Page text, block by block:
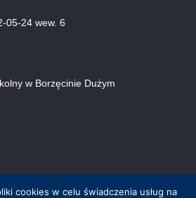
05-24 wew. 6
w Borzęcinie Dużym
cookies w celu świadczenia usług na